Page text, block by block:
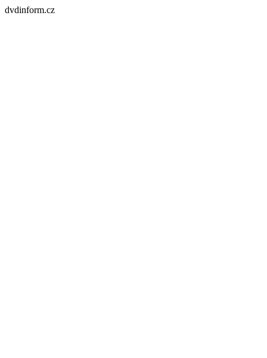
dvdinform.cz